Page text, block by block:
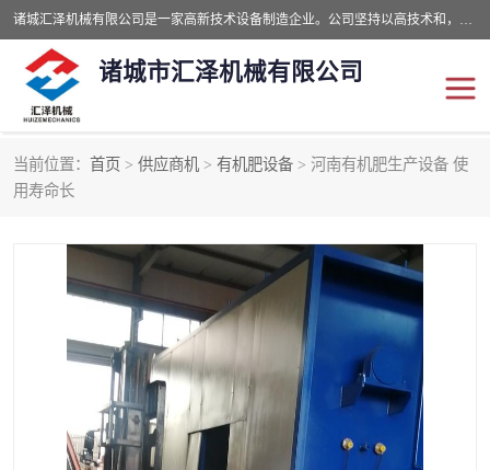
诸城汇泽机械有限公司是一家高新技术设备制造企业。公司坚持以高技术和，高服务于用户，以的环保机械制造设备赢的用户的信赖。现在主要生产死亡畜禽无害化处理和立式和卧式有机肥设备，搅拌机，烘干机，高温发酵机等。污水处理设备，固液分离机。气浮机，化制机等。公司秉承品质，用户至上，科技创新的经营理。
诸城市汇泽机械有限公司
当前位置： 首页 > 供应商机 > 有机肥设备 > 河南有机肥生产设备 使
用寿命长
发酵设备
鸡粪发酵机 有机肥设备
纳米膜好氧发酵堆肥机 粪污烘干酶体机
膜式堆肥机 纳米膜发酵
膜式发酵仓 分子膜堆肥仓
分子膜发酵堆肥设备